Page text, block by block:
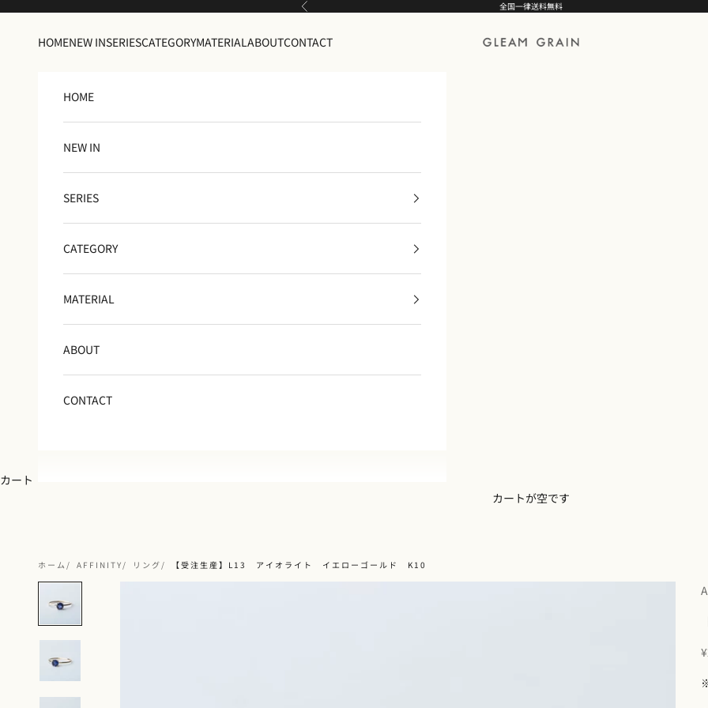
前へ 全国一律送料無料
GLEAM GRAIN
HOMENEW INSERIESCATEGORYMATERIALABOUTCONTACT
HOME
NEW IN
SERIES
CATEGORY
MATERIAL
ABOUT
CONTACT
カート
カートが空です
ホーム AFFINITY リング 【受注生産】L13 アイオライト イエローゴールド K10